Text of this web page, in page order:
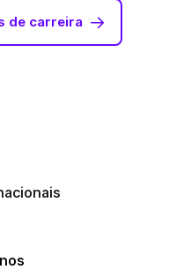
de carreira